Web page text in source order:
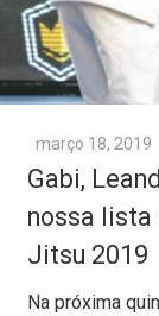
março 18, 2019
Gabi,
nossa lista
Jitsu 2019
Na próxima